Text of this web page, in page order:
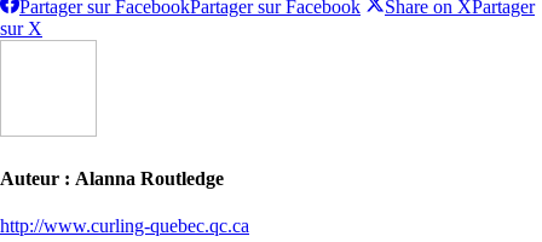
Partager sur FacebookPartager sur Facebook Share on XPartager
sur X
Auteur : Alanna Routledge
http://www.curling-quebec.qc.ca